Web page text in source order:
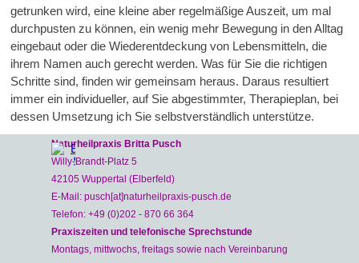
getrunken wird, eine kleine aber regelmäßige Auszeit, um mal
durchpusten zu können, ein wenig mehr Bewegung in den Alltag
eingebaut oder die Wiederentdeckung von Lebensmitteln, die
ihrem Namen auch gerecht werden. Was für Sie die richtigen
Schritte sind, finden wir gemeinsam heraus. Daraus resultiert
immer ein individueller, auf Sie abgestimmter, Therapieplan, bei
dessen Umsetzung ich Sie selbstverständlich unterstütze.
Naturheilpraxis Britta Pusch
Willy-Brandt-Platz 5
42105 Wuppertal (Elberfeld)
E-Mail: pusch[at]naturheilpraxis-pusch.de
Telefon: +49 (0)202 - 870 66 364
Praxiszeiten und telefonische Sprechstunde
Montags, mittwochs, freitags sowie nach Vereinbarung